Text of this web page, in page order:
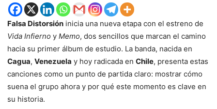
Falsa Distorsión inicia una nueva etapa con el estreno de
Vida Infierno y Memo, dos sencillos que marcan el camino
hacia su primer álbum de estudio. La banda, nacida en
Cagua, Venezuela y hoy radicada en Chile, presenta estas
canciones como un punto de partida claro: mostrar cómo
suena el grupo ahora y por qué este momento es clave en
su historia.